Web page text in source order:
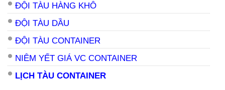
ĐỘI TÀU HÀNG KHÔ
ĐỘI TÀU DẦU
ĐỘI TÀU CONTAINER
NIÊM YẾT GIÁ VC CONTAINER
LỊCH TÀU CONTAINER